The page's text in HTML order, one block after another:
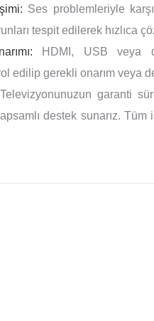
Ses problemleriyle
tespit edilerek hızlıca
HDMI, USB veya
edilip gerekli onarım veya
Televizyonunuzun garanti
destek sunarız.